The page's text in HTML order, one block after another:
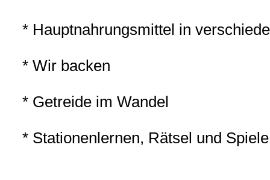
* Hauptnahrungsmittel in
* Wir backen
* Getreide im Wandel
* Stationenlernen, Rätsel und